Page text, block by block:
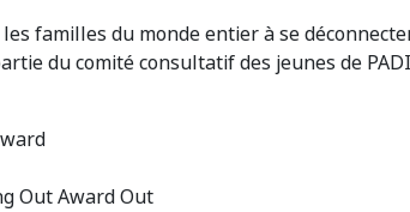
familles du monde entier à se
du comité consultatif des jeunes de
Out Award Out